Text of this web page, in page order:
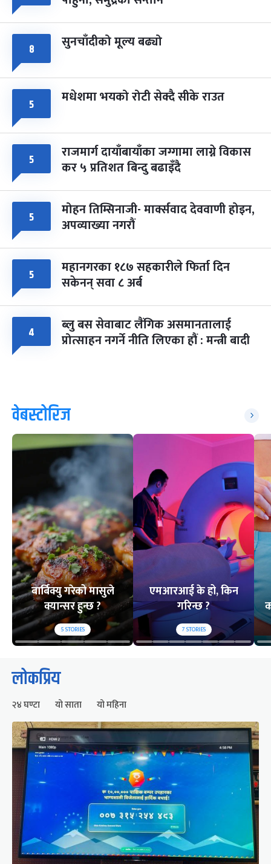
८ सुनचाँदीको मूल्य बढ्यो
५ मधेशमा भयको रोटी सेक्दै सीके राउत
५ राजमार्ग दायाँबायाँका जग्गामा लाग्ने विकास
कर ५ प्रतिशत बिन्दु बढाइँदै
५ मोहन तिम्सिनाजी- मार्क्सवाद देववाणी होइन,
अपव्याख्या नगरौं
५ महानगरका १८७ सहकारीले फिर्ता दिन
सकेनन् सवा ८ अर्ब
४ ब्लु बस सेवाबाट लैंगिक असमानतालाई
प्रोत्साहन नगर्ने नीति लिएका हौं : मन्त्री बादी
वेबस्टोरिज
बार्बिक्यु गरेको मासुले
क्यान्सर हुन्छ ?
5STORIES
एमआरआई के हो, किन
गरिन्छ ?
7STORIES
लोकप्रिय
२४ घण्टा यो साता यो महिना